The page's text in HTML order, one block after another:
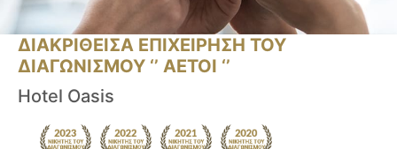
ΔΙΑΚΡΙΘΕΙΣΑ ΕΠΙΧΕΙΡΗΣΗ ΤΟΥ
ΔΙΑΓΩΝΙΣΜΟΥ ‘’ ΑΕΤΟΙ ‘’
Hotel Oasis